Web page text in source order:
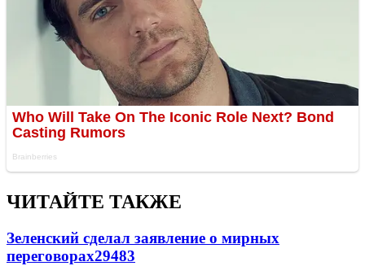
ЧИТАЙТЕ ТАКЖЕ
Зеленский сделал заявление о мирных
переговорах29483